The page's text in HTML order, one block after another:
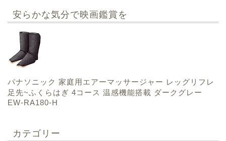
安らかな気分で映画鑑賞を
パナソニック 家庭用エアーマッサージャー レッグリフレ
足先~ふくらはぎ 4コース 温感機能搭載 ダークグレー
EW-RA180-H
カテゴリー